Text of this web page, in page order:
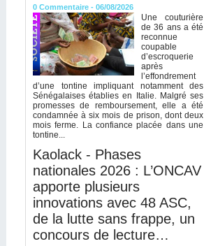
0 Commentaire - 06/08/2026
Une couturière
de 36 ans a été
reconnue
coupable
d’escroquerie
après
l’effondrement
d’une tontine impliquant notamment des
Sénégalaises établies en Italie. Malgré ses
promesses de remboursement, elle a été
condamnée à six mois de prison, dont deux
mois ferme. La confiance placée dans une
tontine...
Kaolack - Phases
nationales 2026 : L’ONCAV
apporte plusieurs
innovations avec 48 ASC,
de la lutte sans frappe, un
concours de lecture…